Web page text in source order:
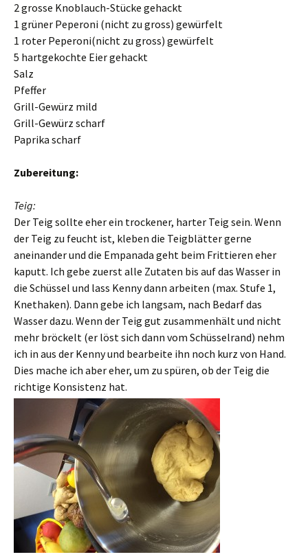
2 grosse Knoblauch-Stücke gehackt
1 grüner Peperoni (nicht zu gross) gewürfelt
1 roter Peperoni(nicht zu gross) gewürfelt
5 hartgekochte Eier gehackt
Salz
Pfeffer
Grill-Gewürz mild
Grill-Gewürz scharf
Paprika scharf
Zubereitung:
Teig:
Der Teig sollte eher ein trockener, harter Teig sein. Wenn
der Teig zu feucht ist, kleben die Teigblätter gerne
aneinander und die Empanada geht beim Frittieren eher
kaputt. Ich gebe zuerst alle Zutaten bis auf das Wasser in
die Schüssel und lass Kenny dann arbeiten (max. Stufe 1,
Knethaken). Dann gebe ich langsam, nach Bedarf das
Wasser dazu. Wenn der Teig gut zusammenhält und nicht
mehr bröckelt (er löst sich dann vom Schüsselrand) nehm
ich in aus der Kenny und bearbeite ihn noch kurz von Hand.
Dies mache ich aber eher, um zu spüren, ob der Teig die
richtige Konsistenz hat.